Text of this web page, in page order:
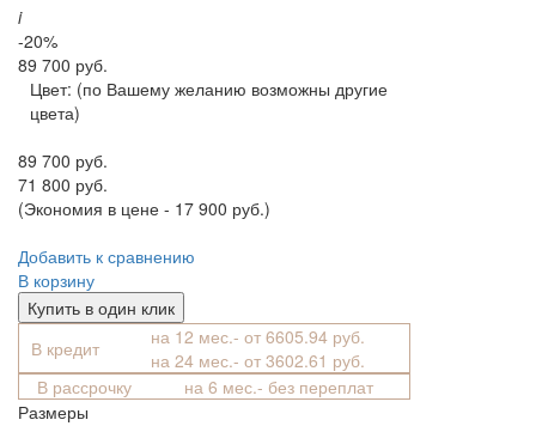
i
-20%
89 700 руб.
Цвет: (по Вашему желанию возможны другие
цвета)
89 700 руб.
71 800 руб.
(Экономия в цене - 17 900 руб.)
Добавить к сравнению
В корзину
Купить в один клик
В кредит
на 12 мес.- от 6605.94 руб.
на 24 мес.- от 3602.61 руб.
В рассрочку
на 6 мес.- без переплат
Размеры